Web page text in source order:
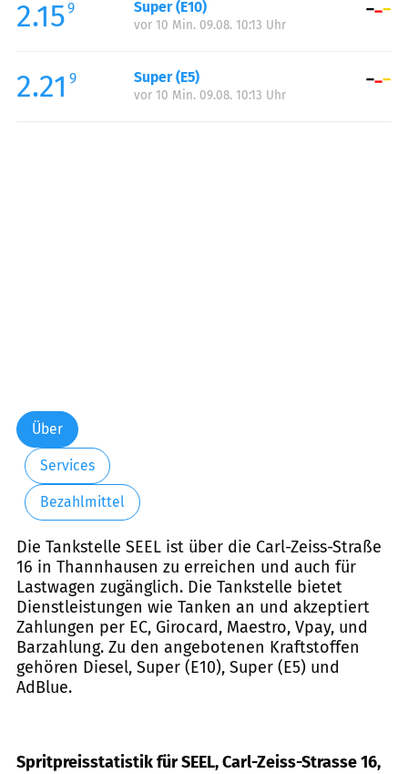
Samstag:
06:00-22:00
Sonntag:
2.159 Super (E10)
vor 10 Min. 09.08. 10:13 Uhr
2.21 9 Super (E5)
vor 10 Min. 09.08. 10:13 Uhr
Über
Services
Bezahlmittel
Die Tankstelle SEEL ist über die Carl-Zeiss-Straße
16 in Thannhausen zu erreichen und auch für
Lastwagen zugänglich. Die Tankstelle bietet
Dienstleistungen wie Tanken an und akzeptiert
Zahlungen per EC, Girocard, Maestro, Vpay, und
Barzahlung. Zu den angebotenen Kraftstoffen
gehören Diesel, Super (E10), Super (E5) und
AdBlue.
Spritpreisstatistik für SEEL, Carl-Zeiss-Strasse 16,